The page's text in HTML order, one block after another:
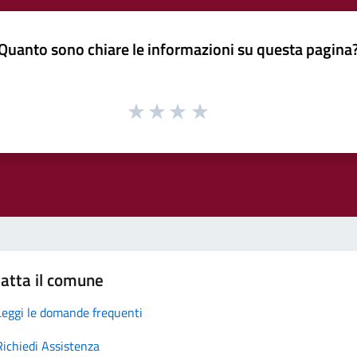
sono chiare le informazioni su questa
il comune
le domande frequenti
Assistenza